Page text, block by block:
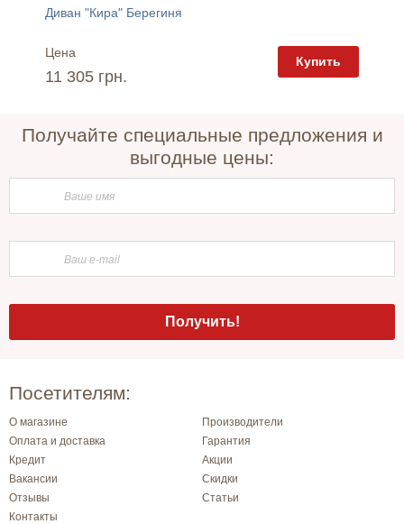
Диван "Кира" Берегиня
Цена
11 305 грн.
Купить
Получайте специальные предложения и
выгодные цены:
Посетителям:
О магазине
Производители
Оплата и доставка
Гарантия
Кредит
Акции
Вакансии
Скидки
Отзывы
Статьи
Контакты